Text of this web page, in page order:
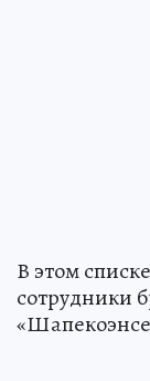
В этом
сотрудники